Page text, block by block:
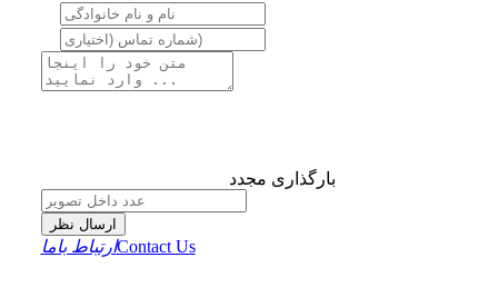
بارگذاری مجدد
ارسال نظر
ارتباط باماContact Us